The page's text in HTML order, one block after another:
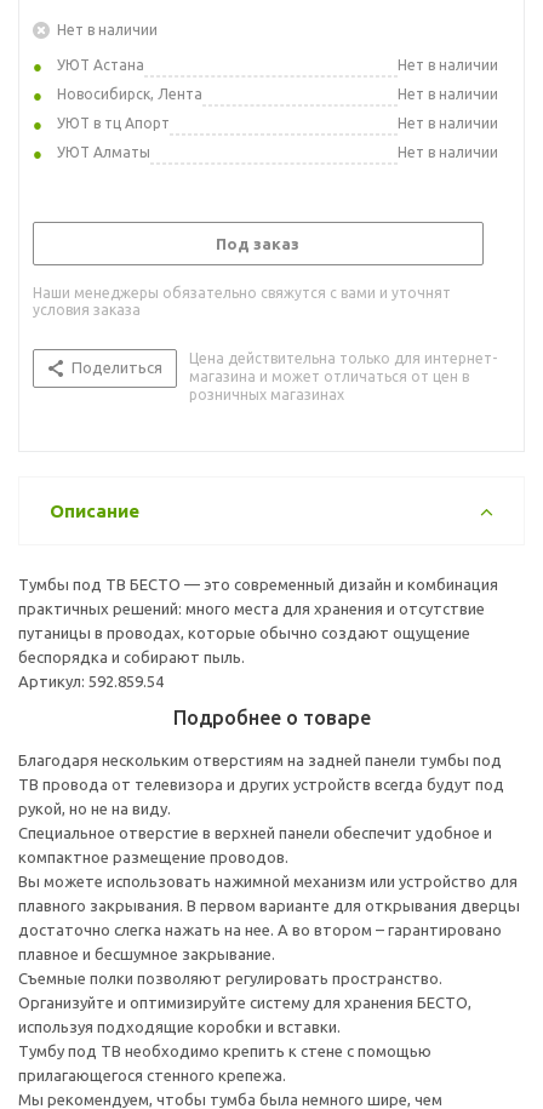
Нет в наличии
УЮТ Астана
Нет в наличии
Новосибирск, Лента
Нет в наличии
УЮТ в тц Апорт
Нет в наличии
УЮТ Алматы
Нет в наличии
Под заказ
Наши менеджеры обязательно свяжутся с вами и уточнят
условия заказа
Поделиться
Цена действительна только для интернет-
магазина и может отличаться от цен в
розничных магазинах
Описание
Тумбы под ТВ БЕСТО — это современный дизайн и комбинация
практичных решений: много места для хранения и отсутствие
путаницы в проводах, которые обычно создают ощущение
беспорядка и собирают пыль.
Артикул: 592.859.54
Подробнее о товаре
Благодаря нескольким отверстиям на задней панели тумбы под
ТВ провода от телевизора и других устройств всегда будут под
рукой, но не на виду.
Специальное отверстие в верхней панели обеспечит удобное и
компактное размещение проводов.
Вы можете использовать нажимной механизм или устройство для
плавного закрывания. В первом варианте для открывания дверцы
достаточно слегка нажать на нее. А во втором – гарантировано
плавное и бесшумное закрывание.
Съемные полки позволяют регулировать пространство.
Организуйте и оптимизируйте систему для хранения БЕСТО,
используя подходящие коробки и вставки.
Тумбу под ТВ необходимо крепить к стене с помощью
прилагающегося стенного крепежа.
Мы рекомендуем, чтобы тумба была немного шире, чем